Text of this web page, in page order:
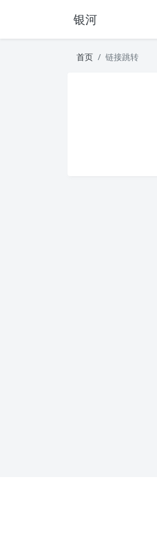
银河
首页 链接跳转